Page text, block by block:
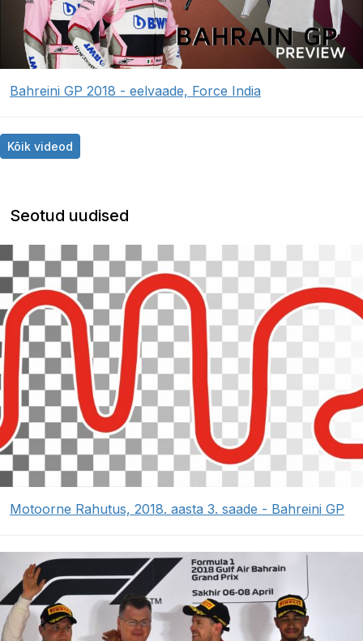
Bahreini GP 2018 - eelvaade, Force India
Kõik videod
Seotud uudised
Motoorne Rahutus, 2018. aasta 3. saade - Bahreini GP